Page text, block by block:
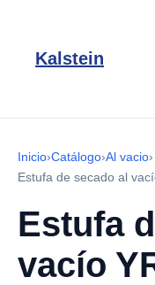
Kalstein
Inicio›Catálogo›Al vacio›
Estufa de secado al
Estufa
vacío